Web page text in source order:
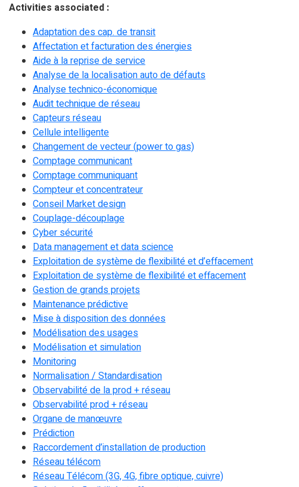
Activities associated :
Adaptation des cap. de transit
Affectation et facturation des énergies
Aide à la reprise de service
Analyse de la localisation auto de défauts
Analyse technico-économique
Audit technique de réseau
Capteurs réseau
Cellule intelligente
Changement de vecteur (power to gas)
Comptage communicant
Comptage communiquant
Compteur et concentrateur
Conseil Market design
Couplage-découplage
Cyber sécurité
Data management et data science
Exploitation de système de flexibilité et d’effacement
Exploitation de système de flexibilité et effacement
Gestion de grands projets
Maintenance prédictive
Mise à disposition des données
Modélisation des usages
Modélisation et simulation
Monitoring
Normalisation / Standardisation
Observabilité de la prod + réseau
Observabilité prod + réseau
Organe de manœuvre
Prédiction
Raccordement d’installation de production
Réseau télécom
Réseau Télécom (3G, 4G, fibre optique, cuivre)